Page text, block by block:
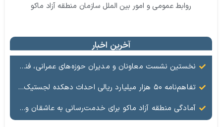
روابط عمومی و امور بین الملل سازمان منطقه آزاد ماکو
آخرین اخبار
نخستین نشست معاونان و مدیران حوزه‌های عمرانی، فنی، شهرسازی، محیط‌زیست، خدمات شهری و لجستیک ۱۸ منطقه آزاد در سال ۱۴۰۵ برگزار شد
تفاهم‌نامه ۵۰ هزار میلیارد ریالی احداث دهکده لجستیک ماکو امضا شد
آمادگی منطقه آزاد ماکو برای خدمت‌رسانی به عاشقان ولایت در آیین وداع و تشییع قائد امت